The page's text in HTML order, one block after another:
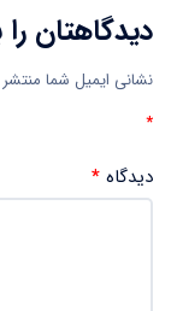
دیدگاهتان
نشانی ایمیل شما
*
دیدگاه *